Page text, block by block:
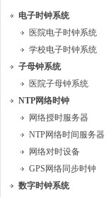
电子时钟系统
医院电子时钟系统
学校电子时钟系统
子母钟系统
医院子母钟系统
NTP网络时钟
网络授时服务器
NTP网络时间服务器
网络对时设备
GPS网络同步时钟
数字时钟系统